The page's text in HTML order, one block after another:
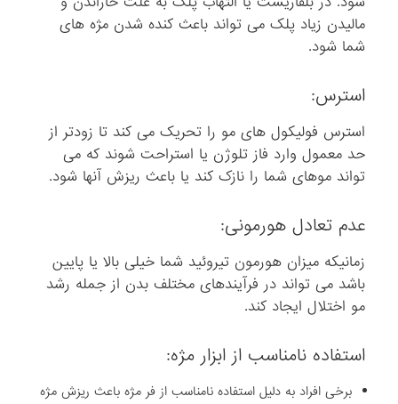
مالیدن زیاد پلک می تواند باعث کنده شدن مژه های
شما شود.
استرس:
استرس فولیکول های مو را تحریک می کند تا زودتر از
حد معمول وارد فاز تلوژن یا استراحت شوند که می
تواند موهای شما را نازک کند یا باعث ریزش آنها شود.
عدم تعادل هورمونی:
زمانیکه میزان هورمون تیروئید شما خیلی بالا یا پایین
باشد می تواند در فرآیندهای مختلف بدن از جمله رشد
مو اختلال ایجاد کند.
استفاده نامناسب از ابزار مژه:
برخی افراد به دلیل استفاده نامناسب از فر مژه باعث ریزش مژه